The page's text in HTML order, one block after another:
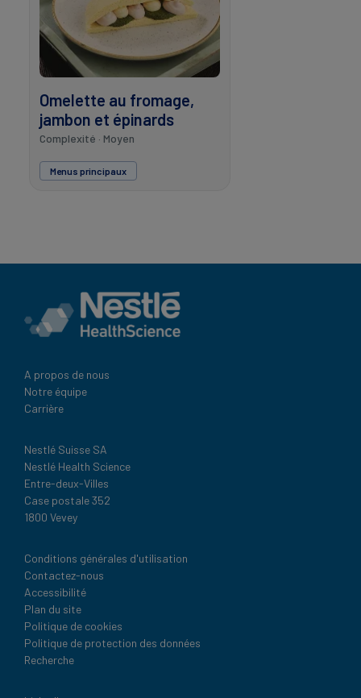
Omelette au fromage,
jambon et épinards
Complexité · Moyen
Menus principaux
A propos de nous
Notre équipe
Carrière
Nestlé Suisse SA
Nestlé Health Science
Entre-deux-Villes
Case postale 352
1800 Vevey
Legal
Conditions générales d'utilisation
Contactez-nous
Accessibilité
Plan du site
Politique de cookies
Politique de protection des données
Recherche